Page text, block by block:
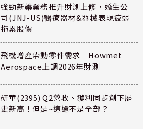
強勁新藥業務推升財測上修，嬌生公
司(JNJ-US)醫療器材&器械表現疲弱
拖累股價
飛機增產帶動零件需求 Howmet
Aerospace上調2026年財測
研華(2395) Q2營收、獲利同步創下歷
史新高！但是~這還不是全部？